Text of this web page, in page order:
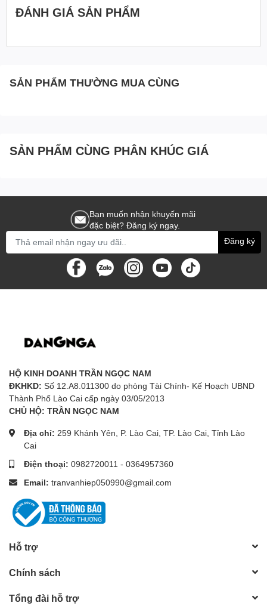
ĐÁNH GIÁ SẢN PHẨM
SẢN PHẨM THƯỜNG MUA CÙNG
SẢN PHẨM CÙNG PHÂN KHÚC GIÁ
Bạn muốn nhận khuyến mãi
đặc biệt? Đăng ký ngay.
Đăng ký
HỘ KINH DOANH TRẦN NGỌC NAM
ĐKHKD: Số 12.A8.011300 do phòng Tài Chính- Kế Hoạch UBND
Thành Phố Lào Cai cấp ngày 03/05/2013
CHỦ HỘ: TRẦN NGỌC NAM
Địa chỉ: 259 Khánh Yên, P. Lào Cai, TP. Lào Cai, Tỉnh Lào
Cai
Điện thoại: 0982720011 - 0364957360
Email: tranvanhiep050990@gmail.com
Hỗ trợ
Chính sách
Tổng đài hỗ trợ